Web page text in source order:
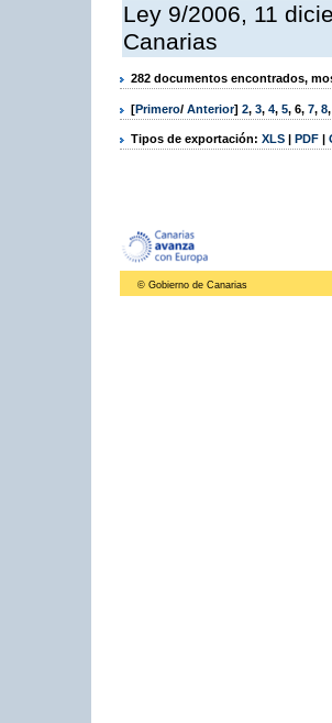
Ley 9/2006, 11
Canarias
282 documentos encontrados,
[Primero/ Anterior] 2, 3, 4, 5, 6, 7, 8,
Tipos de exportación: XLS | PDF |
© Gobierno de Canarias